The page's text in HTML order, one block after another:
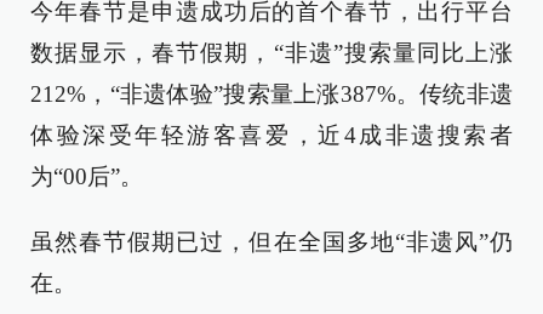
今年春节是申遗成功后的首个春节，出行平台
数据显示，春节假期，“非遗”搜索量同比上涨
212%，“非遗体验”搜索量上涨387%。传统非遗
体验深受年轻游客喜爱，近4成非遗搜索者
为“00后”。
虽然春节假期已过，但在全国多地“非遗风”仍
在。